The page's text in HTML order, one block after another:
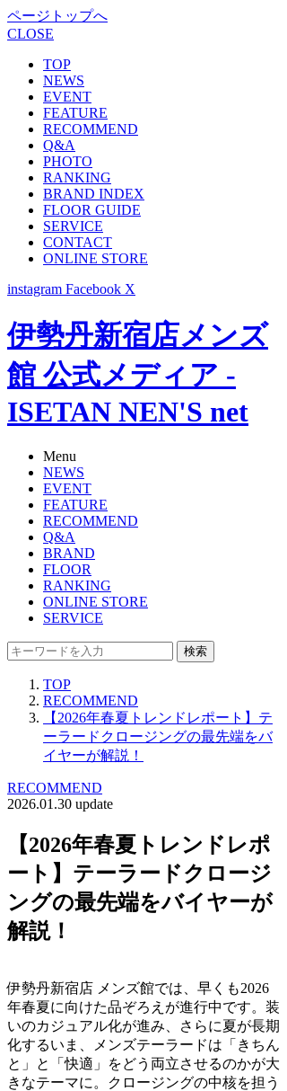
ページトップへ
CLOSE
TOP
NEWS
EVENT
FEATURE
RECOMMEND
Q&A
PHOTO
RANKING
BRAND INDEX
FLOOR GUIDE
SERVICE
CONTACT
ONLINE STORE
instagram Facebook X
伊勢丹新宿店メンズ
館 公式メディア -
ISETAN NEN'S net
Menu
NEWS
EVENT
FEATURE
RECOMMEND
Q&A
BRAND
FLOOR
RANKING
ONLINE STORE
SERVICE
検索
TOP
RECOMMEND
【2026年春夏トレンドレポート】テ
ーラードクロージングの最先端をバ
イヤーが解説！
RECOMMEND
2026.01.30 update
【2026年春夏トレンドレポ
ート】テーラードクロージ
ングの最先端をバイヤーが
解説！
伊勢丹新宿店 メンズ館では、早くも2026
年春夏に向けた品ぞろえが進行中です。装
いのカジュアル化が進み、さらに夏が長期
化するいま、メンズテーラードは「きちん
と」と「快適」をどう両立させるのかが大
きなテーマに。クロージングの中核を担う